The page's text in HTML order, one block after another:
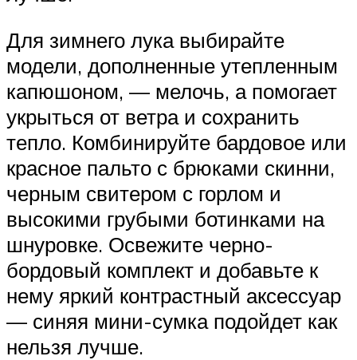
Для зимнего лука выбирайте
модели, дополненные утепленным
капюшоном, — мелочь, а помогает
укрыться от ветра и сохранить
тепло. Комбинируйте бардовое или
красное пальто с брюками скинни,
черным свитером с горлом и
высокими грубыми ботинками на
шнуровке. Освежите черно-
бордовый комплект и добавьте к
нему яркий контрастный аксессуар
— синяя мини-сумка подойдет как
нельзя лучше.